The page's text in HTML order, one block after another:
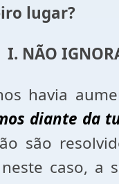
lugar?
I. NÃO
havia
diante da
são
caso, a